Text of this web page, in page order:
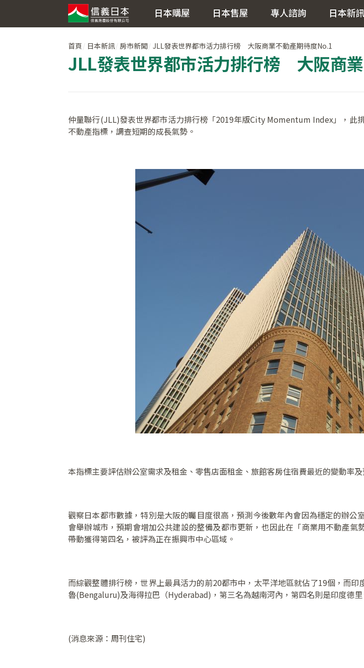
日本購屋 日本售屋 專人諮詢 日本新訊
首頁 日本新訊 房市新聞 JLL發表世界都市活力排行榜 大阪商業不動產期待度No.1
JLL發表世界都市活力排行榜 大阪商
仲量聯行(JLL)發表世界都市活力排行榜「2019年版City Momentum Index」，此
不動產指標，調查短期的成長氣勢。
本指標主要評估辦公室需求及租金、零售店面租金、旅館客房住宿費最近的變動率
觀察日本都市數據，特別是大阪的矚目度很高，預測今後數年內會因為穩定的辦
會舉辦城市，預期會增加公共建設的整備及都市更新，也因此在「商業用不動產
帶動獲得第四名，被評為正在振興市中心區域。
而綜觀整體排行榜，世界上最具活力的前20都市中，太平洋地區就佔了19個，而
魯(Bengaluru)及海得拉巴（Hyderabad)，第三名為越南河內，第四名則是印度德
(消息來源：周刊住宅)